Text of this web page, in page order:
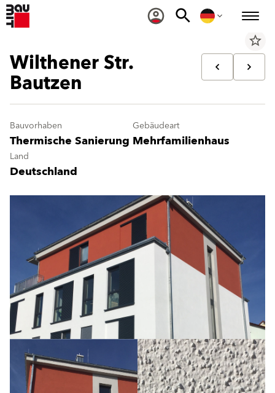
star_border
Wilthener Str.
Bautzen
Bauvorhaben
Thermische Sanierung
Gebäudeart
Mehrfamilienhaus
Land
Deutschland